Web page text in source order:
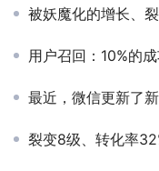
被妖魔化的增长、
用户召回：10%的
最近，微信更新了新功
裂变8级、转化率